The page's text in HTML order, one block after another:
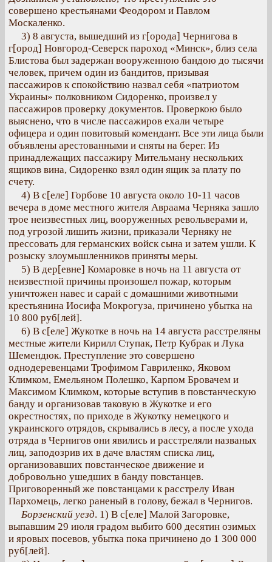
совершено крестьянами Феодором и Павлом
Москаленко.
3) 8 августа, вышедший из г[орода] Чернигова в
г[ород] Новгород-Северск пароход «Минск», близ села
Блистова был задержан вооруженною бандою до тысячи
человек, причем один из бандитов, призывая
пассажиров к спокойствию назвал себя «патриотом
Украины» полковником Сидоренко, произвел у
пассажиров проверку документов. Проверкою было
выяснено, что в числе пассажиров ехали четыре
офицера и один повитовый комендант. Все эти лица были
объявлены арестованными и сняты на берег. Из
принадлежащих пассажиру Мительману нескольких
ящиков вина, Сидоренко взял один ящик за плату по
счету.
4) В с[еле] Горбове 10 августа около 10-11 часов
вечера в доме местного жителя Авраама Черняка зашло
трое неизвестных лиц, вооруженных револьверами и,
под угрозой лишить жизни, приказали Черняку не
прессовать для германских войск сына и затем ушли. К
розыску злоумышленников приняты меры.
5) В дер[евне] Комаровке в ночь на 11 августа от
неизвестной причины произошел пожар, которым
уничтожен навес и сарай с домашними животными
крестьянина Иосифа Мокрогуза, причинено убытка на
10 800 руб[лей].
6) В с[еле] Жукотке в ночь на 14 августа расстреляны
местные жители Кирилл Ступак, Петр Кубрак и Лука
Шемендюк. Преступление это совершено
однодеревенцами Трофимом Гавриленко, Яковом
Климком, Емельяном Полешко, Карпом Бровачем и
Максимом Климком, которые вступив в повстанческую
банду и организовав таковую в Жукотке и его
окрестностях, по приходе в Жукотку немецкого и
украинского отрядов, скрывались в лесу, а после ухода
отряда в Чернигов они явились и расстреляли названых
лиц, заподозрив их в даче властям списка лиц,
организовавших повстанческое движение и
добровольно ушедших в банду повстанцев.
Приговоренный же повстанцами к расстрелу Иван
Пархомець, легко раненый в голову, бежал в Чернигов.
Борзенский уезд. 1) В с[еле] Малой Загоровке,
выпавшим 29 июля градом выбито 600 десятин озимых
и яровых посевов, убытка пока причинено до 1 300 000
руб[лей].